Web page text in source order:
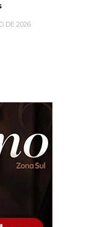
DE 2026